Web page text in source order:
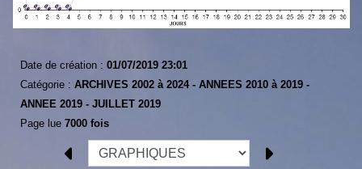
Date de création : 01/07/2019 23:01
Catégorie : ARCHIVES 2002 à 2024 - ANNEES 2010 à 2019 -
ANNEE 2019 - JUILLET 2019
Page lue 7000 fois